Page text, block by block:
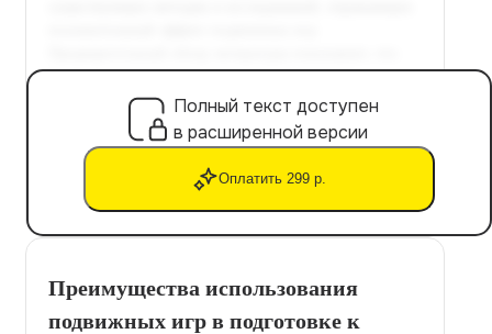
Полный текст доступен
в расширенной версии
Оплатить 299 р.
Преимущества использования
подвижных игр в подготовке к